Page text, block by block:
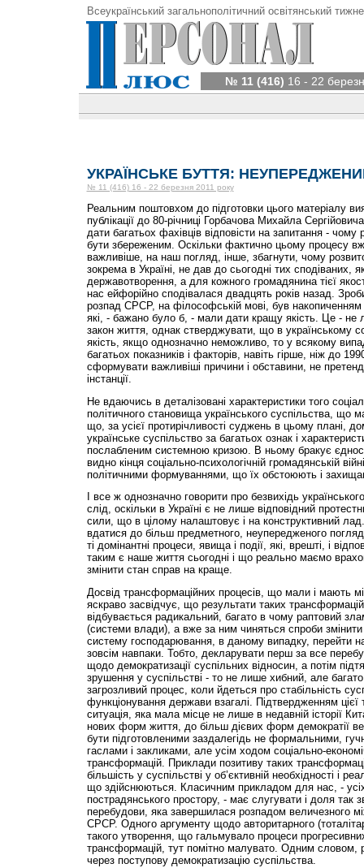
Всеукраїнський загальнополітичний освітянський
№ 11 (416) 16 - 22
УКРАЇНСЬКЕ БУТТЯ:
№ 11 (416) 16 - 22 березня 2011 року
Реальним поштовхом до підготовки цього матеріалу
публікації до 80-річниці Горбачова Михайла
дати багатьох фахівців відповісти на запитання -
бути збереженим. Оскільки фактично цьому процесу
важливіше, на наш погляд, інше, збагнути, чому
зокрема в Україні, не дав до сьогодні тих сподіваних,
державотворення, а для кожного громадянина тієї
нас ейфорійно сподівалася двадцять років назад.
розпад СРСР, на філософській мові, був накопиченням
які, - бажано було б, - мали дати кращу якість. Це - не
закон життя, однак стверджувати, що в українському
якість, якщо однозначно неможливо, то у всякому
багатьох показників і факторів, навіть гірше, ніж до
сформувати важливіші причини і обставини, не
інстанції.
Не вдаючись в деталізовані характеристики того
політичного становища українського суспільства, що
що, за усієї протирічливості суджень в цьому плані,
українське суспільство за багатьох ознак і
послабленим системною кризою. В ньому бракує
видно кінця соціально-психологічній громадянській
політичними формуваннями, що їх обстоюють і
І все ж однозначно говорити про безвихідь
слід, оскільки в Україні є не лише відповідний
сили, що в цілому налаштовує і на конструктивний
вдатися до більш предметного, неупередженого
ті домінантні процеси, явища і події, які, врешті, і
таким є наше життя сьогодні і що реально маємо
змінити стан справ на краще.
Досвід трансформаційних процесів, що мали і мають
яскраво засвідчує, що результати таких
відбувається радикальний, багато в чому раптовий
(системи влади), а вже за ним чиняться спроби змінити
систему господарювання, в даному випадку, перейти
зовсім навпаки. Тобто, декларувати перш за все
щодо демократизації суспільних відносин, а потім
зрушення у суспільстві - то не лише хибний, але
загрозливий процес, коли йдеться про стабільність
функціонування держави взагалі. Підтвердженням
ситуація, яка мала місце не лише в недавній історії
нових форм життя, до більш дієвих форм демократії
бути підготовленими заздалегідь не формальними,
гаслами і закликами, але усім ходом соціально-
трансформацій. Приклади позитиву таких
більшість у суспільстві у об’єктивній необхідності і
що здійснюються. Класичним прикладом для нас, -
пострадянського простору, - має слугувати і доля так
перебудови, яка завершилася розпадом величезного
СРСР. Одного аргументу щодо авторитарного
такого утворення, що гальмувало процеси
трансформацій, тут помітно малувато. Одним
через поступову демократизацію суспільства.